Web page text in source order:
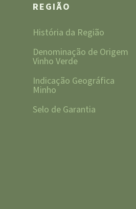
REGIÃO
História da Região
Denominação de Origem
Vinho Verde
Indicação Geográfica
Minho
Selo de Garantia